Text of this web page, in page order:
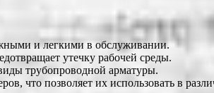
и легкими в обслуживании.
утечку рабочей среды.
трубопроводной арматуры.
что позволяет их использовать в